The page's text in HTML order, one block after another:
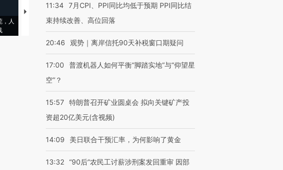
，人
【推广】走进第四届链博
会，让数智科技“链”接产
【特别呈现】寻找100种
有意思的生活方式·第三对
住三大增长引擎是什么？
11:34 7月CPI、PPI同比均低于预期 PPI同比结
束持续改善、高位回落
20:46 观势｜离岸信托90天补税窗口期疑问
17:00
普渡机器人如何平衡“脚踏实地”与“仰望星
空”？
15:57 特朗普召开矿业圆桌会 拟向关键矿产投
资超20亿美元(含视频)
14:09 美日联合干预汇率，为何影响了黄金
13:32 “90后”农民工讨薪涉刑案发回重审 因部